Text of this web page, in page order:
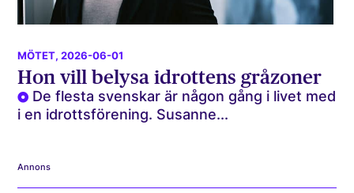
MÖTET, 2026-06-01
Hon vill belysa idrottens gråzoner
De flesta svenskar är någon gång i livet med
i en idrottsförening. Susanne...
Annons